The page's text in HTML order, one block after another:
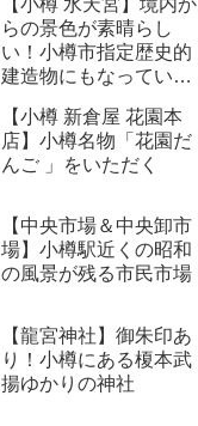
らの景色が素晴らし
い！小樽市指定歴史的
建造物にもなっている
【小樽 新倉屋 花園本
店】小樽名物「花園だ
んご 」をいただく
【中央市場＆中央卸市
場】小樽駅近くの昭和
の風景が残る市民市場
【龍宮神社】御朱印あ
り！小樽にある榎本武
揚ゆかりの神社